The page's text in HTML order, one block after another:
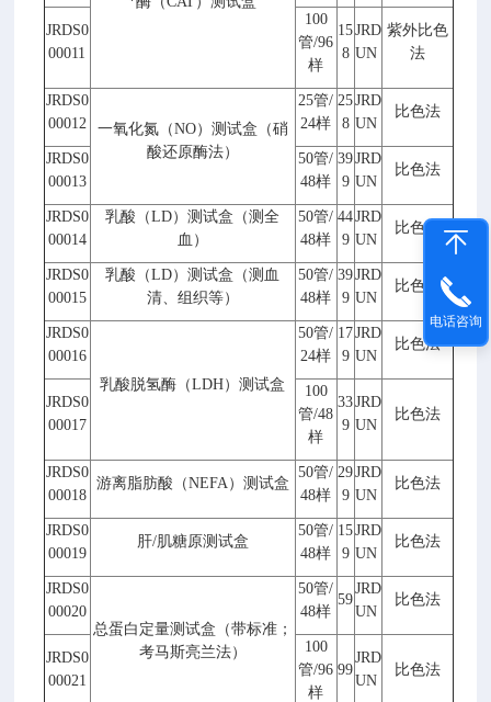
JRDS0
00011
100
管/96
样
15
8
JRD
UN
紫外比色
法
JRDS0
00012
一氧化氮（NO）测试盒（硝
酸还原酶法）
25管/
24样
25
8
JRD
UN
比色法
JRDS0
00013
50管/
48样
39
9
JRD
UN
比色法
JRDS0
00014
乳酸（LD）测试盒（测全
血）
50管/
48样
44
9
JRD
UN
比色法
JRDS0
00015
乳酸（LD）测试盒（测血
清、组织等）
50管/
48样
39
9
JRD
UN
比色法
JRDS0
00016
乳酸脱氢酶（LDH）测试盒
50管/
24样
17
9
JRD
UN
比色法
JRDS0
00017
100
管/48
样
33
9
JRD
UN
比色法
JRDS0
00018
游离脂肪酸（NEFA）测试盒
50管/
48样
29
9
JRD
UN
比色法
JRDS0
00019
肝/肌糖原测试盒
50管/
48样
15
9
JRD
UN
比色法
JRDS0
00020
总蛋白定量测试盒（带标准；
考马斯亮兰法）
50管/
48样
59
JRD
UN
比色法
JRDS0
00021
100
管/96
样
99
JRD
UN
比色法
电话咨询